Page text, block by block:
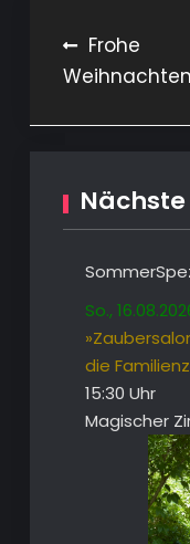
Frohe
Weihnachten
Nächste
So.,
die
15:30 Uhr
Magischer